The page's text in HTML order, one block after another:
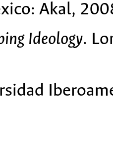
Akal,
Ideology.